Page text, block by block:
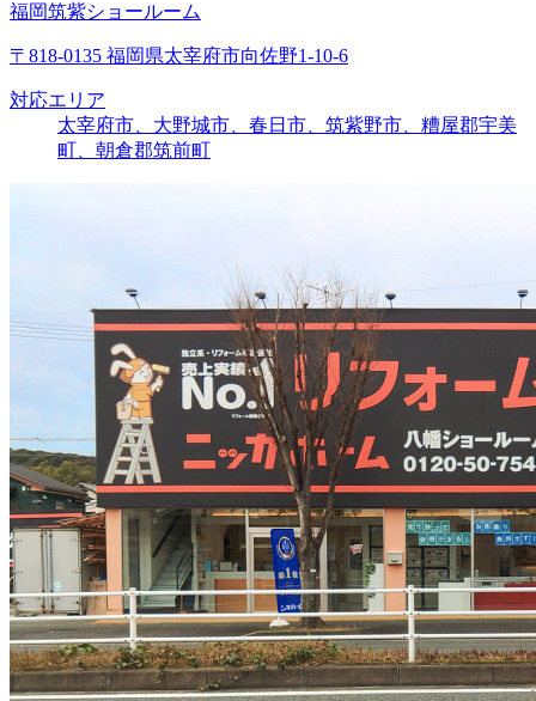
福岡筑紫ショールーム
〒818-0135 福岡県太宰府市向佐野1-10-6
対応エリア
太宰府市、大野城市、春日市、筑紫野市、糟屋郡宇美
町、朝倉郡筑前町